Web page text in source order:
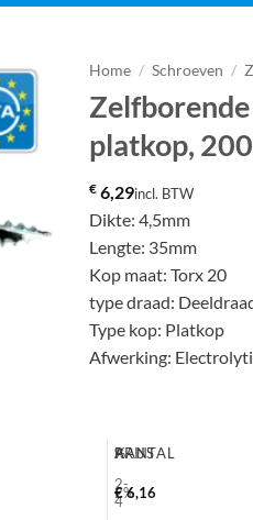
Home / Schroeven /
platkop,
€ 6,29incl. BTW
Dikte: 4,5mm
Lengte: 35mm
Kop maat: Torx 20
type draad:
Type kop: Platkop
Afwerking:
AANTAL
%
PRIJS
2-
4
2%
€6,16